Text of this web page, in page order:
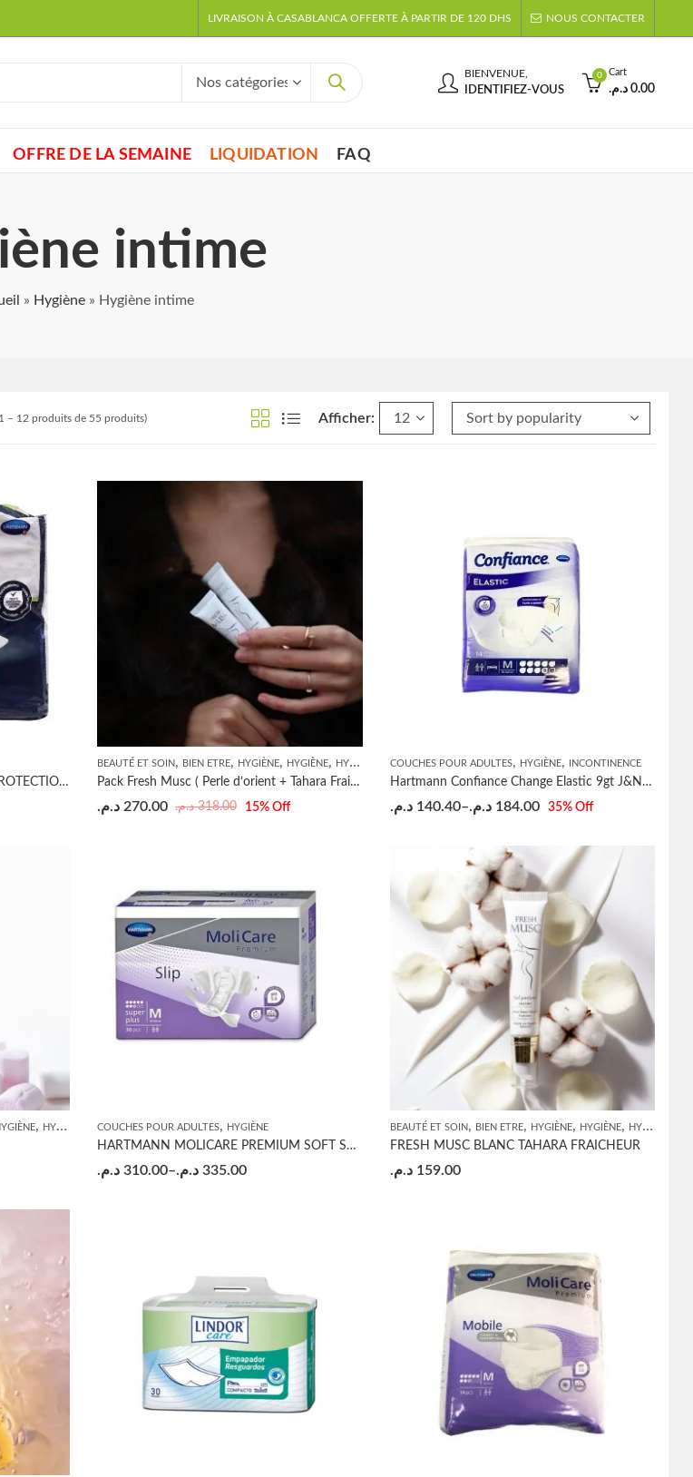
LIVRAISON À CASABLANCA OFFERTE À PARTIR DE 120 DHS NOUS CONTACTER
BIENVENUE,
IDENTIFIEZ-VOUS
0 Cart
0.00 د.م.
OFFRE DE LA SEMAINE LIQUIDATION FAQ
intime
» Hygiène» Hygiène intime
– 12 produits de 55 produits) Afficher:
HARTMANN CONFIANCE MEN PROTECTIONS ANATOMIQUES
BEAUTÉ ET SOIN, BIEN ETRE, HYGIÈNE, HYGIÈNE, HYGIÈNE INTIME
Pack Fresh Musc ( Perle d’orient + Tahara Fraicheur )
318.00 د.م. 270.00 د.م. 15% Off
COUCHES POUR ADULTES, HYGIÈNE, INCONTINENCE
Hartmann Confiance Change Elastic 9gt J&N 14U
140.40 د.م. – 184.00 د.م. 35% Off
, HYGIÈNE INTIME COUCHES POUR ADULTES, HYGIÈNE
HARTMANN MOLICARE PREMIUM SOFT SUPER CHANGE NUIT 30U
310.00 د.م. – 335.00 د.م.
BEAUTÉ ET SOIN, BIEN ETRE, HYGIÈNE, HYGIÈNE, HYGIÈNE INTIME
FRESH MUSC BLANC TAHARA FRAICHEUR
159.00 د.م.